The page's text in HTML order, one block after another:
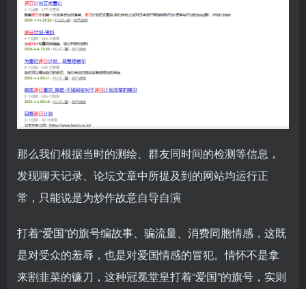
那么我们根据当时的测绘、群友同时间的检测等信息，
发现聊天记录、论坛文章中所提及到的网站均运行正
常，只能说是为炒作故意自导自演
打着“爱国”的旗号编故事、骗流量、消费同胞情感，这既
是对受众的羞辱，也是对爱国情感的冒犯。情怀不是拿
来割韭菜的镰刀，这种冠冕堂皇打着“爱国”的旗号，实则